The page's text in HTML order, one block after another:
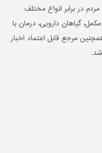
در برابر انواع مختلف
گیاهان دارویی، درمان با
مرجع قابل اعتماد اخبار